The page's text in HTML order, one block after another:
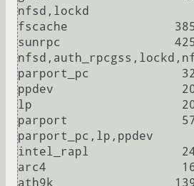
nfsd,lockd
fscache
sunrpc
parport_pc
ppdev
lp
parport
parport_pc,lp,ppdev
intel_rapl
arc4
ath9k